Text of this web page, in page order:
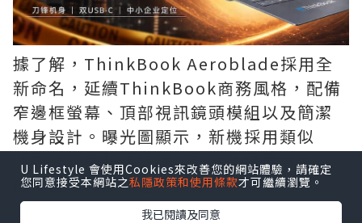
據了解，ThinkBook Aeroblade採用全
新命名，延續ThinkBook商務風格，配備
窄邊框螢幕、頂部視訊鏡頭模組以及簡潔
機身設計。曝光圖顯示，新機採用類似
「刀鋒」的超薄結構，機身邊緣厚度極
低，整體可攜性進一步提升。
U Lifestyle 會使用Cookies來改善您的網站體驗，請確定
您同意接受本網站之私隱政策和使用條款才可繼續瀏覽。
我已閱讀及同意